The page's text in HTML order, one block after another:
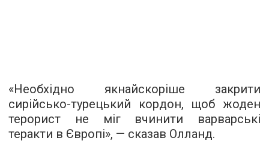
«Необхідно якнайскоріше закрити
сирійсько-турецький кордон, щоб жоден
терорист не міг вчинити варварські
теракти в Європі», — сказав Олланд.